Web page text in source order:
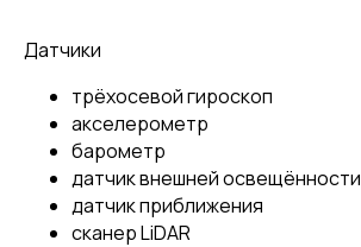
Датчики
трёхосевой гироскоп
акселерометр
барометр
датчик внешней освещённости
датчик приближения
сканер LiDAR